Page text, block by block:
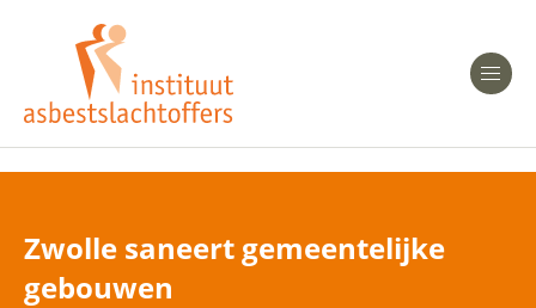
Heeft u Mesothelioom?
Heeft u Asbestose?
Bent u arts?
Asbest en Gezondheid
Zwolle saneert gemeentelijke
gebouwen